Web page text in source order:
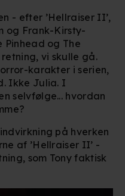
- efter ’Hellraiser II’,
og Frank-Kirsty-
og The
vi skulle gå.
karakter i serien,
Ikke Julia. I
selvfølge... hvordan
på hverken
af ’Hellraiser II’ -
som Tony faktisk